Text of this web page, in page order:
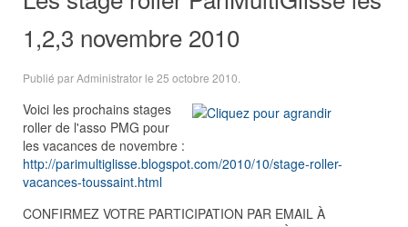
1,2,3 novembre 2010
Publié par Administrator le 25 octobre 2010
Voici les prochains stages
roller de l'asso PMG pour
les vacances de novembre :
http://parimultiglisse.blogspot.com/2010/10/stage-roller-
vacances-toussaint.html
CONFIRMEZ VOTRE PARTICIPATION PAR EMAIL À